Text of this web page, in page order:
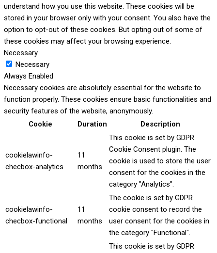
understand how you use this website. These cookies will be
stored in your browser only with your consent. You also have the
option to opt-out of these cookies. But opting out of some of
these cookies may affect your browsing experience.
Necessary
Necessary
Always Enabled
Necessary cookies are absolutely essential for the website to
function properly. These cookies ensure basic functionalities and
security features of the website, anonymously.
Cookie
Duration Description
cookielawinfo-
checbox-analytics
11
months
This cookie is set by GDPR
Cookie Consent plugin. The
cookie is used to store the user
consent for the cookies in the
category "Analytics".
cookielawinfo-
checbox-functional
11
months
The cookie is set by GDPR
cookie consent to record the
user consent for the cookies in
the category "Functional".
This cookie is set by GDPR